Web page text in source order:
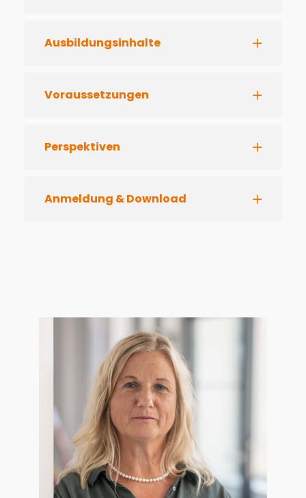
Ausbildungsinhalte
Voraussetzungen
Perspektiven
Anmeldung & Download